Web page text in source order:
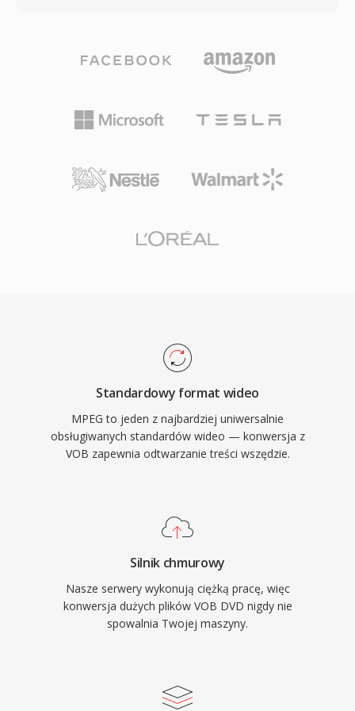
dluzsze tresci sa bezszwowo rozlozone na
wiele plikow. Format obsluguje rozdzielczosci
szybkosciach transmisji do 9,8 Mbps dla
wieloscieezkowego audio, napisow i nawigacji
w jednym strumieniu programowym uczynic
konsumenckiej dystrybucji filmow. Choc
predykcji kompensowanej ruchem, kodowania
kodowania entropijnego o zmiennej dlugosci,
zorganizowanego wokol trzech typow klatek: I-
(predykcyjne) i B-klatki (predykcyjne
wideo, tworzac jakosc porownywalna z tasma
umozliwiajac format Video CD, ktory przyniosl
cyfrowe wideo konsumentom na poczatku lat
90. Komponent audio, szczegolnie Layer III
(MP3), stal sie najbardziej wplywowym
formatem audio w historii. Struktura klatek
I/P/B, podejscie do estymacji ruchu i
kazdy wiekszy kodek wideo od tamtej pory —
przewyzszony pod wzgledem efektywnosci
kompresji, MPEG-1 pozostaje obslugiwany
przez praktycznie kazde oprogramowanie
Standardowy format wideo
MPEG to jeden z najbardziej uniwersalnie
obsługiwanych standardów wideo — konwersja z
VOB zapewnia odtwarzanie treści wszędzie.
Silnik chmurowy
Nasze serwery wykonują ciężką pracę, więc
konwersja dużych plików VOB DVD nigdy nie
spowalnia Twojej maszyny.